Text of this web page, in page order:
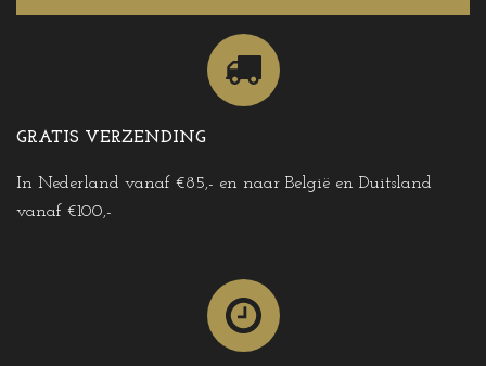
GRATIS VERZENDING
In Nederland vanaf €85,- en naar België en Duitsland
vanaf €100,-